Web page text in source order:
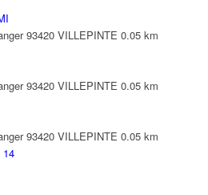
93420 VILLEPINTE 0.05 km
93420 VILLEPINTE 0.05 km
93420 VILLEPINTE 0.05 km
14